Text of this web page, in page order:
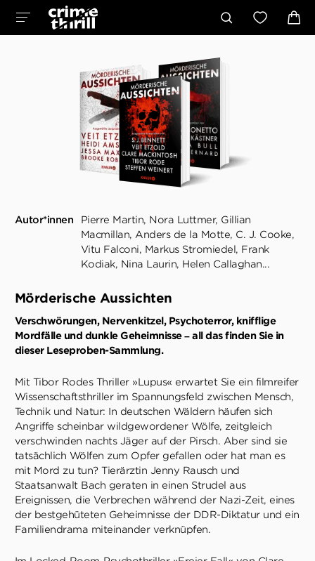
Autor*innen Pierre Martin Nora Luttmer Gillian
Macmillan Anders de la Motte C. J. Cooke
Vitu Falconi
Markus Stromiedel Frank
Kodiak Nina Laurin Helen Callaghan...
Mörderische Aussichten
Verschwörungen, Nervenkitzel, Psychoterror, knifflige
Mordfälle und dunkle Geheimnisse – all das finden Sie in
dieser Leseproben-Sammlung.
Mit Tibor Rodes Thriller »Lupus« erwartet Sie ein filmreifer
Wissenschaftsthriller im Spannungsfeld zwischen Mensch,
Technik und Natur: In deutschen Wäldern häufen sich
Angriffe scheinbar wildgewordener Wölfe, zeitgleich
verschwinden nachts Jäger auf der Pirsch. Aber sind sie
tatsächlich Wölfen zum Opfer gefallen oder hat man es
mit Mord zu tun? Tierärztin Jenny Rausch und
Staatsanwalt Bach geraten in einen Strudel aus
Ereignissen, die Verbrechen während der Nazi-Zeit, eines
der bestgehüteten Geheimnisse der DDR-Diktatur und ein
Familiendrama miteinander verknüpfen.